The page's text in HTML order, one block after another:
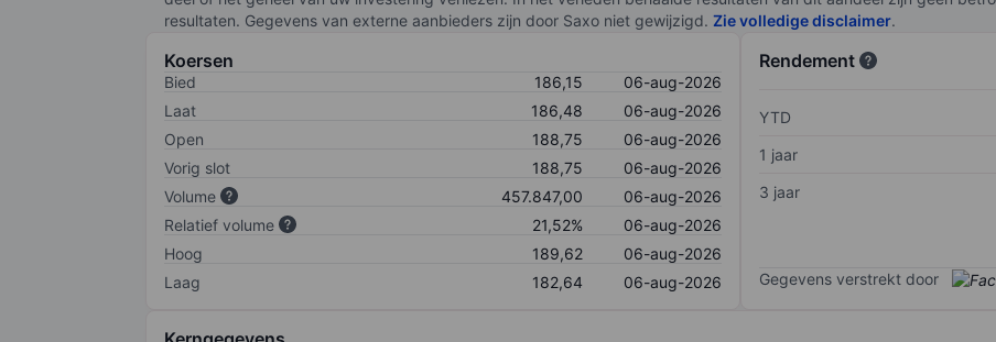
resultaten. Gegevens van externe aanbieders zijn door Saxo niet gewijzigd. Zie volledige disclaimer.
Koersen
Bied 186,15
06-aug-2026
Laat
186,48
06-aug-2026
Open
188,75
06-aug-2026
Vorig slot
188,75
06-aug-2026
Volume
457.847,00
06-aug-2026
Relatief volume
21,52%
06-aug-2026
Hoog
189,62
06-aug-2026
Laag
182,64 06-aug-2026
Rendement
YTD
1 jaar
3 jaar
Gegevens verstrekt door